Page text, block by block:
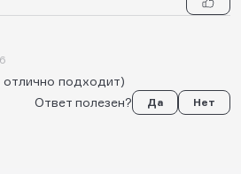
подходит)
Ответ полезен?
Да Нет